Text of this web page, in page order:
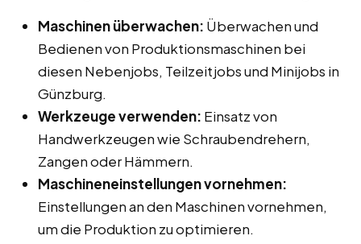
Maschinen überwachen: Überwachen und
Bedienen von Produktionsmaschinen bei
diesen Nebenjobs, Teilzeitjobs und Minijobs in
Günzburg.
Werkzeuge verwenden: Einsatz von
Handwerkzeugen wie Schraubendrehern,
Zangen oder Hämmern.
Maschineneinstellungen vornehmen:
Einstellungen an den Maschinen vornehmen,
um die Produktion zu optimieren.